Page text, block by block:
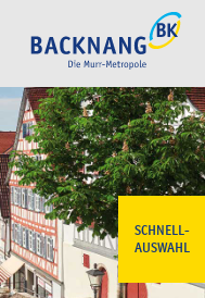
SCHNELL-
AUSWAHL